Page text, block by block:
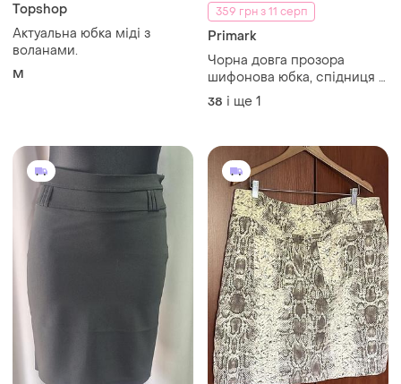
Topshop
Актуальна юбка міді з
воланами.
M
359 грн з 11 серп
Primark
Чорна довга прозора
шифонова юбка, спідниця в
складку, пояс гумка,
38 і ще 1